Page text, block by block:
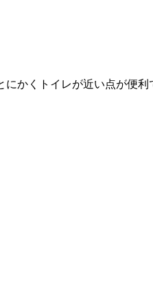
かくトイレが近い点が便利